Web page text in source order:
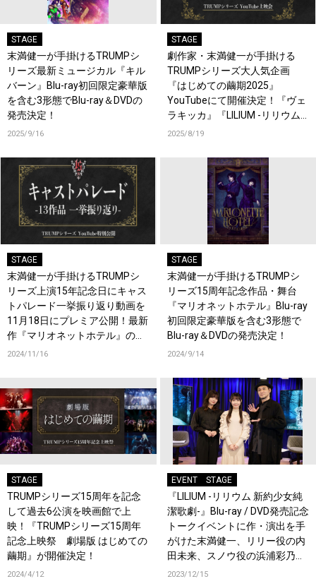
STAGE
末満健一が手掛けるTRUMPシ
リーズ最新ミュージカル『キル
バーン』Blu-ray初回限定豪華版
を含む3形態でBlu-ray＆DVDの
発売決定！
2025/9/16
STAGE
劇作家・末満健一が手掛ける
TRUMPシリーズ大人気企画
『はじめての繭期2025』
YouTubeにて開催決定！『ヴェ
ラキッカ』『LILIUM -リリウム
新約少女純潔歌劇-』も！
2025/8/19
STAGE
末満健一が手掛けるTRUMPシ
リーズ上演15年記念日にキャス
トパレード一挙振り返り動画を
11月18日にプレミア公開！最新
作『マリオネットホテル』の映
像も初公開！
2024/11/16
STAGE
末満健一が手掛けるTRUMPシ
リーズ15周年記念作品・舞台
『マリオネットホテル』Blu-ray
初回限定豪華版を含む3形態で
Blu-ray＆DVDの発売決定！
2024/9/14
STAGE
TRUMPシリーズ15周年を記念
して過去6公演を映画館で上
映！『TRUMPシリーズ15周年
記念上映祭 劇場版 はじめての
繭期』が開催決定！
2024/4/12
EVENT STAGE
『LILIUM -リリウム 新約少女純
潔歌劇-』Blu-ray / DVD発売記念
トークイベントに作・演出を手
がけた末満健一、リリー役の内
田未来、スノウ役の浜浦彩乃が
登場！
2023/12/15